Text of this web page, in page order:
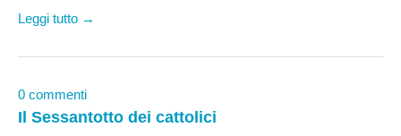
Leggi tutto →
0 commenti
Il Sessantotto dei cattolici